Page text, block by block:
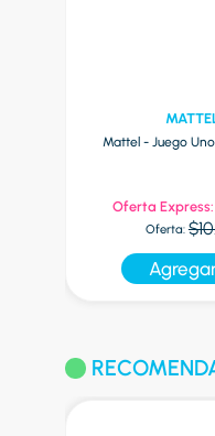
Mattel - Juego
Oferta Express:
Oferta: